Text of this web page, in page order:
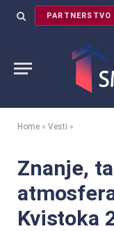
PARTNERSTVO
Home » Vesti »
Znanje,
Kvistoka